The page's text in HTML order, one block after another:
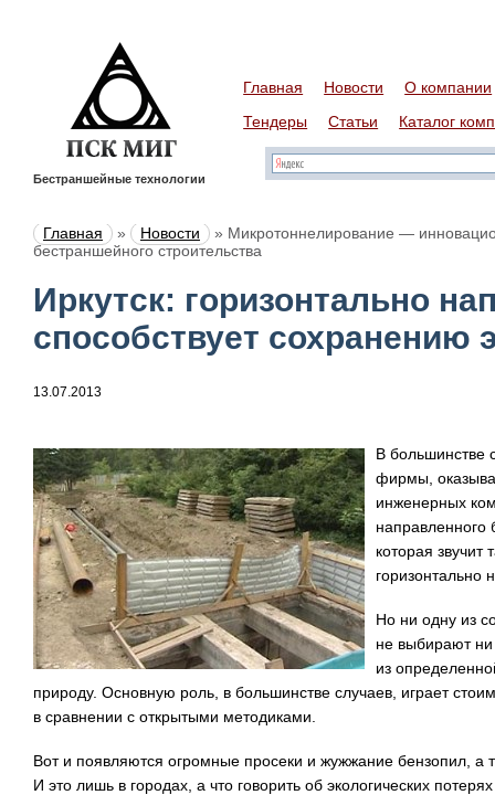
Бестраншейные технологии
Главная Новости
О компании
Тендеры
Статьи Каталог
Главная » Новости » Микротоннелирование —
бестраншейного строительства
Иркутск: горизонтально
способствует сохранению
13.07.2013
В большинстве
фирмы,
инженерных
направленного
которая звучит
горизонтально
Но ни одну из
не выбирают ни
из
природу. Основную роль, в большинстве случаев, играет
в сравнении с открытыми методиками.
Вот и появляются огромные просеки и жужжание бензопил, а
И это лишь в городах, а что говорить об экологических